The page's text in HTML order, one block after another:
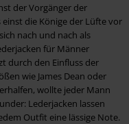
der Vorgänger der
einst die Könige der Lüfte vor
nach und nach als
für Männer
durch den Einfluss der
wie James Dean oder
wollte jeder Mann
Lederjacken lassen
Outfit eine lässige Note.